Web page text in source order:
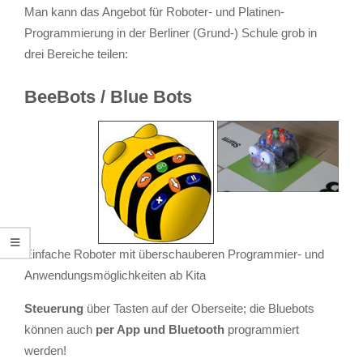
Man kann das Angebot für Roboter- und Platinen-
Programmierung in der Berliner (Grund-) Schule grob in
drei Bereiche teilen:
BeeBots / Blue Bots
Einfache Roboter mit überschauberen Programmier- und
Anwendungsmöglichkeiten ab Kita
Steuerung über Tasten auf der Oberseite; die Bluebots
können auch per App und Bluetooth programmiert
werden!